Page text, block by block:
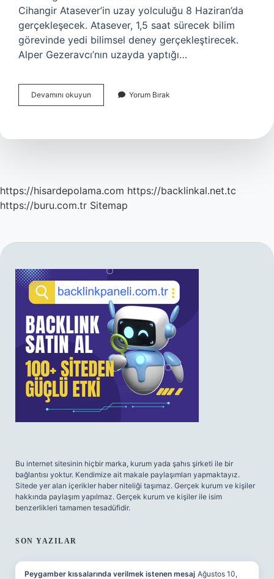
Cihangir Atasever’in uzay yolculuğu 8 Haziran’da
gerçekleşecek. Atasever, 1,5 saat sürecek bilim
görevinde yedi bilimsel deney gerçekleştirecek.
Alper Gezeravcı’nın uzayda yaptığı…
Devamını okuyun
Uzay
Mı
Yorum Bırak
https://hisardepolama.com https://backlinkal.net.tc
https://buru.com.tr Sitemap
SIDEBAR
Bu internet sitesinin hiçbir marka, kurum yada şahıs şirketi ile bir
bağlantısı yoktur. Kendimize ait makale paylaşımları yapmaktayız.
Sitede yer alan içerikler haber niteliği taşımaz. Gerçek kurum ve kişiler
hakkında paylaşım yapılmaz. Gerçek kurum ve kişiler ile isim
benzerlikleri tamamen tesadüfidir.
SON YAZILAR
Peygamber kıssalarında verilmek istenen mesaj Ağustos 10,